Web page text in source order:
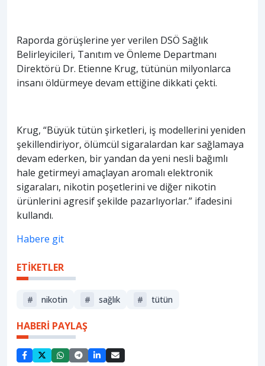
Raporda görüşlerine yer verilen DSÖ Sağlık
Belirleyicileri, Tanıtım ve Önleme Departmanı
Direktörü Dr. Etienne Krug, tütünün milyonlarca
insanı öldürmeye devam ettiğine dikkati çekti.
Krug, “Büyük tütün şirketleri, iş modellerini yeniden
şekillendiriyor, ölümcül sigaralardan kar sağlamaya
devam ederken, bir yandan da yeni nesli bağımlı
hale getirmeyi amaçlayan aromalı elektronik
sigaraları, nikotin poşetlerini ve diğer nikotin
ürünlerini agresif şekilde pazarlıyorlar.” ifadesini
kullandı.
Habere git
ETİKETLER
# nikotin # sağlık # tütün
HABERİ PAYLAŞ